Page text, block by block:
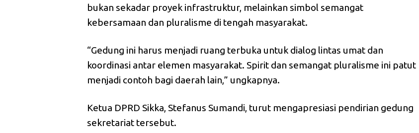
bukan sekadar proyek infrastruktur, melainkan simbol semangat
kebersamaan dan pluralisme di tengah masyarakat.
“Gedung ini harus menjadi ruang terbuka untuk dialog lintas umat dan
koordinasi antar elemen masyarakat. Spirit dan semangat pluralisme ini patut
menjadi contoh bagi daerah lain,” ungkapnya.
Ketua DPRD Sikka, Stefanus Sumandi, turut mengapresiasi pendirian gedung
sekretariat tersebut.